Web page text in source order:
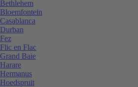
Bethlehem
Bloemfontein
Casablanca
Durban
Fez
Flic en Flac
Grand Baie
Harare
Hermanus
Hoedspruit